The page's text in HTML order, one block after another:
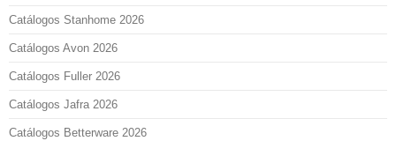
Catálogos Stanhome 2026
Catálogos Avon 2026
Catálogos Fuller 2026
Catálogos Jafra 2026
Catálogos Betterware 2026